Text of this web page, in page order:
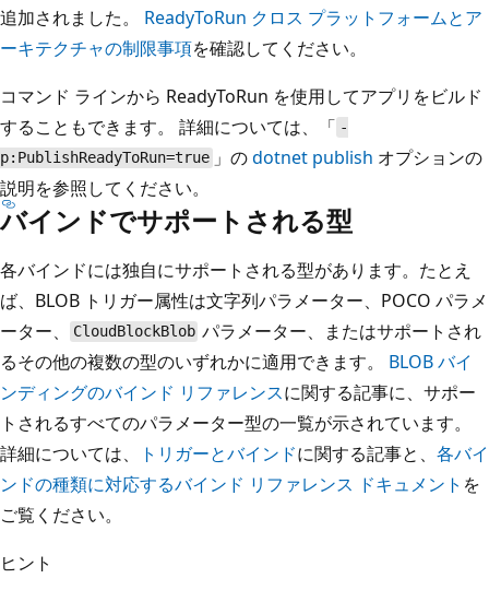
追加されました。 ReadyToRun クロス プラットフォームとア
ーキテクチャの制限事項を確認してください。
コマンド ラインから ReadyToRun を使用してアプリをビルド
することもできます。 詳細については、「 -
p:PublishReadyToRun=true 」のdotnet publish オプションの
説明を参照してください。
バインドでサポートされる型
各バインドには独自にサポートされる型があります。たとえ
ば、BLOB トリガー属性は文字列パラメーター、POCO パラメ
ーター、
CloudBlockBlob パラメーター、またはサポートされ
るその他の複数の型のいずれかに適用できます。 BLOB バイ
ンディングのバインド リファレンスに関する記事に、サポー
トされるすべてのパラメーター型の一覧が示されています。
詳細については、
トリガーとバインドに関する記事と、 各バイ
ンドの種類に対応するバインド リファレンス ドキュメント を
ご覧ください。
ヒント